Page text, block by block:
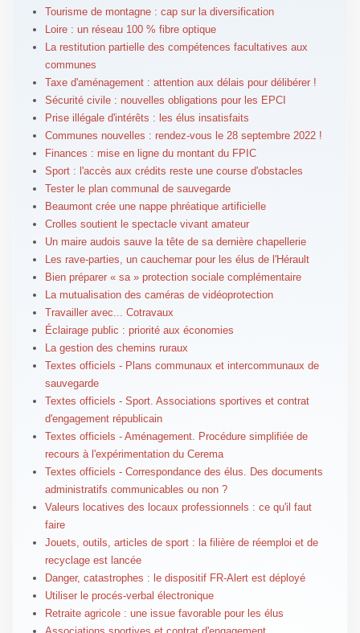
Tourisme de montagne : cap sur la diversification
Loire : un réseau 100 % fibre optique
La restitution partielle des compétences facultatives aux
communes
Taxe d'aménagement : attention aux délais pour délibérer !
Sécurité civile : nouvelles obligations pour les EPCI
Prise illégale d'intérêts : les élus insatisfaits
Communes nouvelles : rendez-vous le 28 septembre 2022 !
Finances : mise en ligne du montant du FPIC
Sport : l'accès aux crédits reste une course d'obstacles
Tester le plan communal de sauvegarde
Beaumont crée une nappe phréatique artificielle
Crolles soutient le spectacle vivant amateur
Un maire audois sauve la tête de sa dernière chapellerie
Les rave-parties, un cauchemar pour les élus de l'Hérault
Bien préparer « sa » protection sociale complémentaire
La mutualisation des caméras de vidéoprotection
Travailler avec... Cotravaux
Éclairage public : priorité aux économies
La gestion des chemins ruraux
Textes officiels - Plans communaux et intercommunaux de
sauvegarde
Textes officiels - Sport. Associations sportives et contrat
d'engagement républicain
Textes officiels - Aménagement. Procédure simplifiée de
recours à l'expérimentation du Cerema
Textes officiels - Correspondance des élus. Des documents
administratifs communicables ou non ?
Valeurs locatives des locaux professionnels : ce qu'il faut
faire
Jouets, outils, articles de sport : la filière de réemploi et de
recyclage est lancée
Danger, catastrophes : le dispositif FR-Alert est déployé
Utiliser le procés-verbal électronique
Retraite agricole : une issue favorable pour les élus